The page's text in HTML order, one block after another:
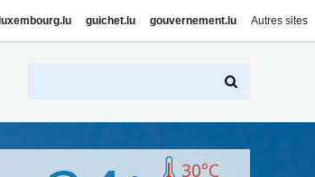
luxembourg.lu guichet.lu gouvernement.lu Autres sites
30°C